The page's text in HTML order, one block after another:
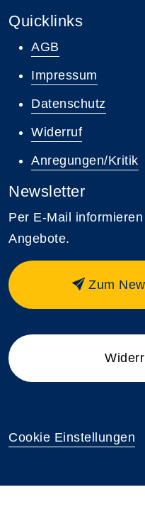
Quicklinks
AGB
Impressum
Datenschutz
Widerruf
Anregungen/Kritik
Newsletter
Per E-Mail
Angebote.
Zum
Cookie Einstellungen